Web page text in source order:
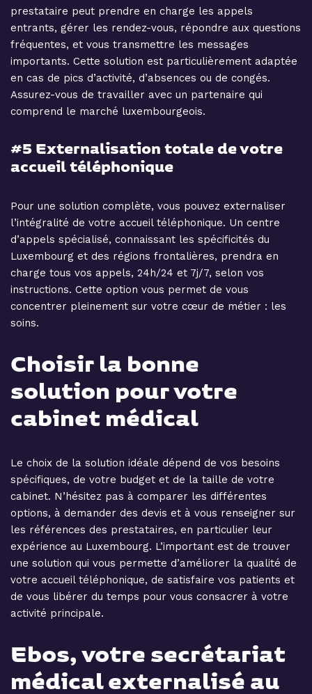
prestataire peut prendre en charge les appels
entrants, gérer les rendez-vous, répondre aux questions
fréquentes, et vous transmettre les messages
importants. Cette solution est particulièrement adaptée
en cas de pics d’activité, d’absences ou de congés.
Assurez-vous de travailler avec un partenaire qui
comprend le marché luxembourgeois.
#5 Externalisation totale de votre
accueil téléphonique
Pour une solution complète, vous pouvez externaliser
l’intégralité de votre accueil téléphonique. Un centre
d’appels spécialisé, connaissant les spécificités du
Luxembourg et des régions frontalières, prendra en
charge tous vos appels, 24h/24 et 7j/7, selon vos
instructions. Cette option vous permet de vous
concentrer pleinement sur votre cœur de métier : les
soins.
Choisir la bonne
solution pour votre
cabinet médical
Le choix de la solution idéale dépend de vos besoins
spécifiques, de votre budget et de la taille de votre
cabinet. N’hésitez pas à comparer les différentes
options, à demander des devis et à vous renseigner sur
les références des prestataires, en particulier leur
expérience au Luxembourg. L’important est de trouver
une solution qui vous permette d’améliorer la qualité de
votre accueil téléphonique, de satisfaire vos patients et
de vous libérer du temps pour vous consacrer à votre
activité principale.
Ebos, votre secrétariat
médical externalisé au